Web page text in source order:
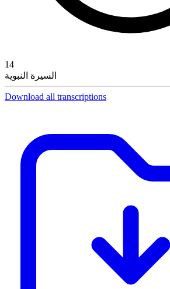
14
السيرة النبوية
Download all transcriptions